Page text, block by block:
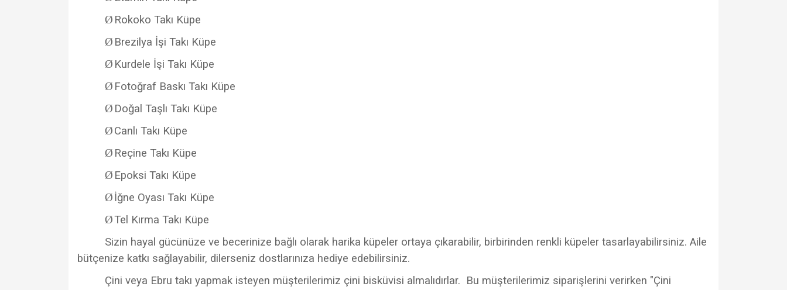
Ø Rokoko Takı Küpe
Ø Brezilya İşi Takı Küpe
Ø Kurdele İşi Takı Küpe
Ø Fotoğraf Baskı Takı Küpe
Ø Doğal Taşlı Takı Küpe
ØCanlı Takı Küpe
Ø Reçine Takı Küpe
Ø Epoksi Takı Küpe
Øİğne Oyası Takı Küpe
ØTel Kırma Takı Küpe
Sizin hayal gücünüze ve becerinize bağlı olarak harika küpeler ortaya çıkarabilir, birbirinden renkli küpeler tasarlayabilirsiniz. Aile
bütçenize katkı sağlayabilir, dilerseniz dostlarınıza hediye edebilirsiniz.
Çini veya Ebru takı yapmak isteyen müşterilerimiz çini bisküvisi almalıdırlar. Bu müşterilerimiz siparişlerini verirken "Çini